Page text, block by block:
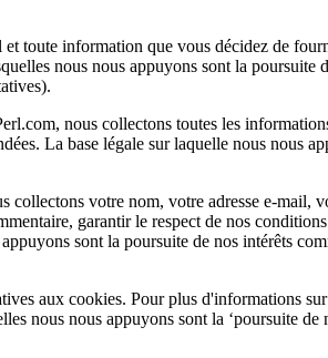
toute information que vous décidez de
nous nous appuyons sont la poursuite
nous collectons toutes les
La base légale sur laquelle nous nous
votre nom, votre adresse e-mail,
garantir le respect de nos
sont la poursuite de nos intérêts
aux cookies. Pour plus d'informations
nous nous appuyons sont la ‘poursuite de